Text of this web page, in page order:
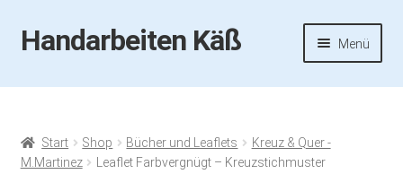
Zur
Navigation
Zum
Inhalt
Handarbeiten Käß Menü
Startseite
Aktuelles
Start Shop Bücher und Leaflets
Kreuz & Quer -
M.Martinez
Leaflet Farbvergnügt – Kreuzstichmuster